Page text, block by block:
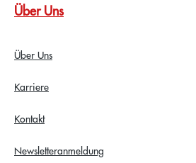
Über Uns
Über Uns
Karriere
Kontakt
Newsletteranmeldung